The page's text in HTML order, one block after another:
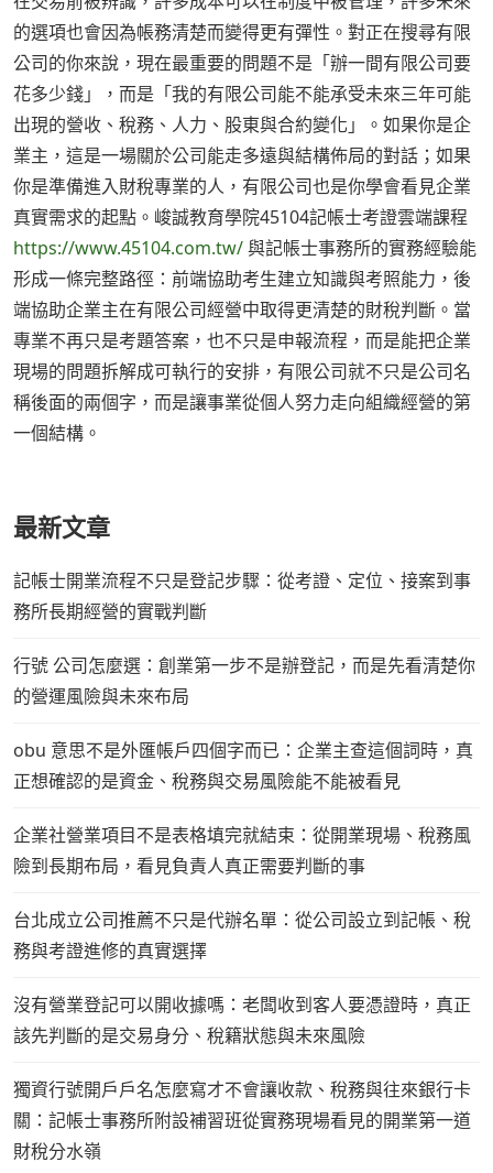
的選項也會因為帳務清楚而變得更有彈性。對正在搜尋有限
公司的你來說，現在最重要的問題不是「辦一間有限公司要
花多少錢」，而是「我的有限公司能不能承受未來三年可能
出現的營收、稅務、人力、股東與合約變化」。如果你是企
業主，這是一場關於公司能走多遠與結構佈局的對話；如果
你是準備進入財稅專業的人，有限公司也是你學會看見企業
真實需求的起點。峻誠教育學院45104記帳士考證雲端課程
https://www.45104.com.tw/與記帳士事務所的實務經驗能
形成一條完整路徑：前端協助考生建立知識與考照能力，後
端協助企業主在有限公司經營中取得更清楚的財稅判斷。當
專業不再只是考題答案，也不只是申報流程，而是能把企業
現場的問題拆解成可執行的安排，有限公司就不只是公司名
稱後面的兩個字，而是讓事業從個人努力走向組織經營的第
一個結構。
最新文章
記帳士開業流程不只是登記步驟：從考證、定位、接案到事
務所長期經營的實戰判斷
行號 公司怎麼選：創業第一步不是辦登記，而是先看清楚你
的營運風險與未來布局
obu 意思不是外匯帳戶四個字而已：企業主查這個詞時，真
正想確認的是資金、稅務與交易風險能不能被看見
企業社營業項目不是表格填完就結束：從開業現場、稅務風
險到長期布局，看見負責人真正需要判斷的事
台北成立公司推薦不只是代辦名單：從公司設立到記帳、稅
務與考證進修的真實選擇
沒有營業登記可以開收據嗎：老闆收到客人要憑證時，真正
該先判斷的是交易身分、稅籍狀態與未來風險
獨資行號開戶戶名怎麼寫才不會讓收款、稅務與往來銀行卡
關：記帳士事務所附設補習班從實務現場看見的開業第一道
財稅分水嶺